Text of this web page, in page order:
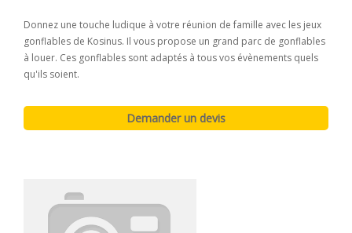
Donnez une touche ludique à votre réunion de famille avec les jeux
gonflables de Kosinus. Il vous propose un grand parc de gonflables
à louer. Ces gonflables sont adaptés à tous vos évènements quels
qu'ils soient.